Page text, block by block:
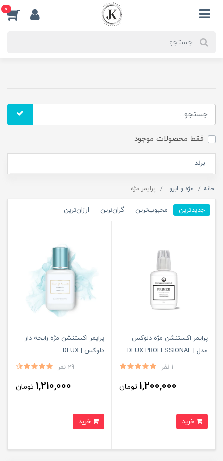
0
فقط محصولات موجود
برند
خانه مژه و ابرو پرایمر مژه
جدیدترین محبوب‌ترین گران‌ترین ارزان‌ترین
پرایمر اکستنشن مژه دلوکس
مدل DLUX PROFESSIONAL |
1 نفر
1,200,000 تومان
پرایمر اکستنشن مژه رایحه دار
دلوکس | DLUX
PROFESSIONAL
29 نفر
1,210,000 تومان